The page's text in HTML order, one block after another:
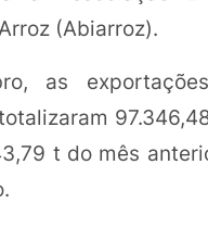
(Abiarroz).
as
t do mês